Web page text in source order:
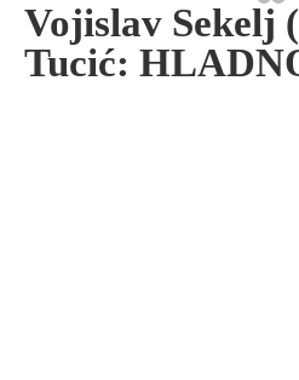
Vojislav Sekelj
Tucić: